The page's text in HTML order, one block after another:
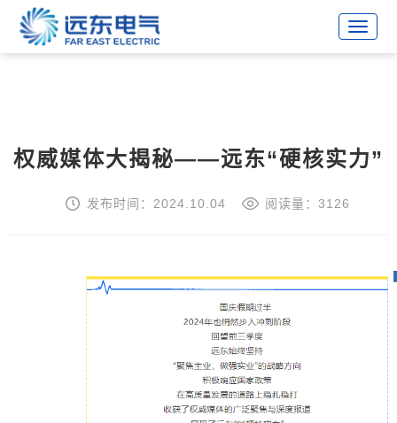
战略合作伙伴
权威媒体大揭秘——远东“硬核实力”
发布时间：2024.10.04 阅读量：3126